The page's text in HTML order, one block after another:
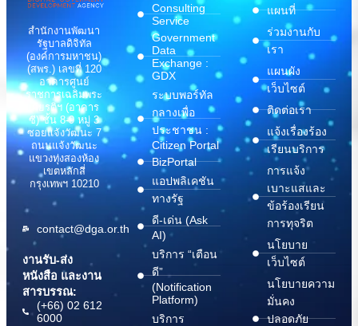
สำนักงานพัฒนา
รัฐบาลดิจิทัล
(องค์การมหาชน)
(สพร.) เลขที่ 120
อาคารศูนย์
ราชการเฉลิมพระ
เกียรติฯ (อาคาร
ซี) ชั้น 8-9 หมู่ 3
ซอยแจ้งวัฒนะ 7
ถนนแจ้งวัฒนะ
แขวงทุ่งสองห้อง
เขตหลักสี่
กรุงเทพฯ 10210
contact@dga.or.th
งานรับ-ส่ง
หนังสือ และงาน
สารบรรณ:
(+66) 02 612
6000
Consulting
Service
Government
Data
Exchange :
GDX
ระบบพอร์ทัล
กลางเพื่อ
ประชาชน :
Citizen Portal
BizPortal
แอปพลิเคชัน
ทางรัฐ
ดี-เด่น (Ask
AI)
บริการ “เตือน
ดี”
(Notification
Platform)
บริการ
แผนที่
ร่วมงานกับ
เรา
แผนผัง
เว็บไซต์
ติดต่อเรา
แจ้งเรื่องร้อง
เรียนบริการ
การแจ้ง
เบาะแสและ
ข้อร้องเรียน
การทุจริต
นโยบาย
เว็บไซต์
นโยบายความ
มั่นคง
ปลอดภัย